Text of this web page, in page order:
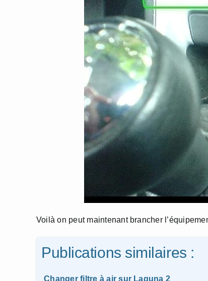
Voilà on peut maintenant brancher
Publications similaires :
Changer filtre à air sur Laguna 2